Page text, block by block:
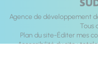
Agence de développement
Tous
Plan du site Éditer mes
Accessibilité du site :